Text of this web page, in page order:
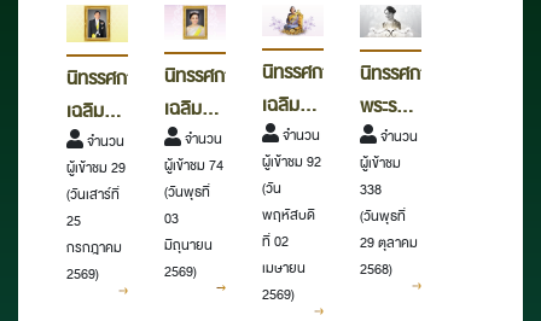
นิทรรศการ
เฉลิมพระเกียรติ
พระบาท
สมเด็จ
พระเจ้าอยู่หัว
เนื่องใน
วันเฉลิม
จำนวน
ผู้เข้าชม 29
(วันเสาร์ที่
25
กรกฎาคม
2569)
นิทรรศการ
เฉลิมพระเกียรติ
สมเด็จ
พระนาง
เจ้าสุทิด
า พัชร
สุธา
จำนวน
ผู้เข้าชม 74
(วันพุธที่
03
มิถุนายน
2569)
นิทรรศการ
เฉลิมพระเกียรติ
สมเด็จ
พระ
กนิษฐาธิ
ราชเจ้า
กรม
สมเด็จ
จำนวน
ผู้เข้าชม 92
(วัน
พฤหัสบดี
ที่ 02
เมษายน
2569)
นิทรรศการ
พระราช
ประวัติ
และราช
กรณียกิจ
"น้อม
รำลึกใน
จำนวน
ผู้เข้าชม
338
(วันพุธที่
29 ตุลาคม
2568)